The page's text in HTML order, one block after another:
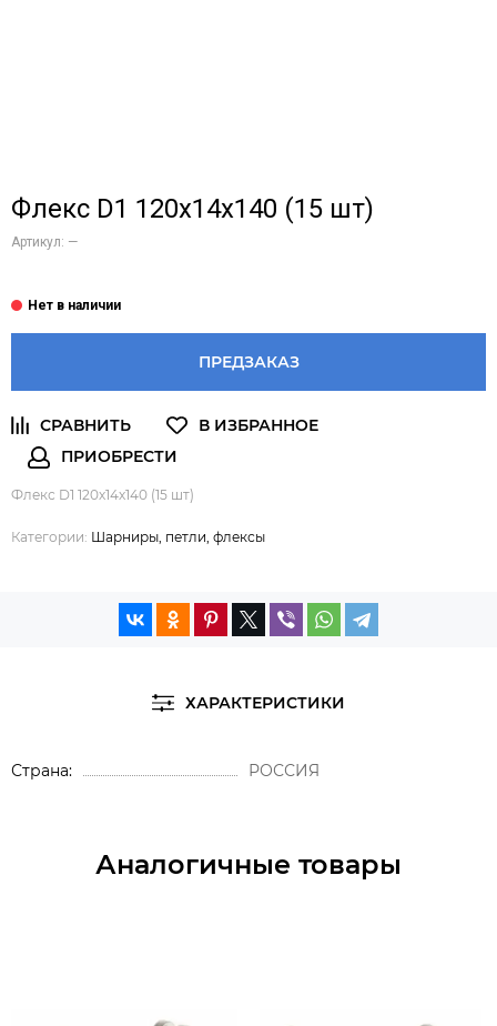
Флекс D1 120х14х140 (15 шт)
Артикул: —
ПРЕДЗАКАЗ
Флекс D1 120х14х140 (15 шт)
Категории: Шарниры, петли, флексы
ХАРАКТЕРИСТИКИ
Страна РОССИЯ
Аналогичные товары